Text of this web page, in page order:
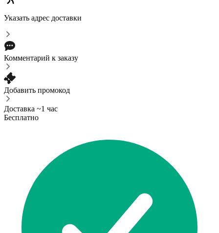
Указать адрес доставки
Комментарий к заказу
Добавить промокод
Доставка ~1 час
Бесплатно